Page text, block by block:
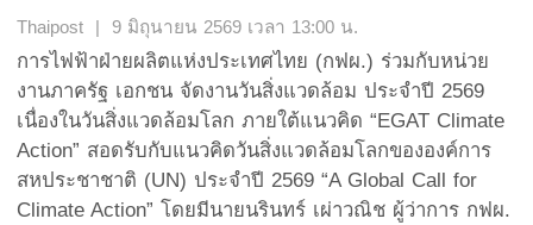
Thaipost | 9 มิถุนายน 2569 เวลา 13:00 น.
การไฟฟ้าฝ่ายผลิตแห่งประเทศไทย (กฟผ.) ร่วมกับหน่วย
งานภาครัฐ เอกชน จัดงานวันสิ่งแวดล้อม ประจำปี 2569
เนื่องในวันสิ่งแวดล้อมโลก ภายใต้แนวคิด “EGAT Climate
Action” สอดรับกับแนวคิดวันสิ่งแวดล้อมโลกขององค์การ
สหประชาชาติ (UN) ประจำปี 2569 “A Global Call for
Climate Action” โดยมีนายนรินทร์ เผ่าวณิช ผู้ว่าการ กฟผ.